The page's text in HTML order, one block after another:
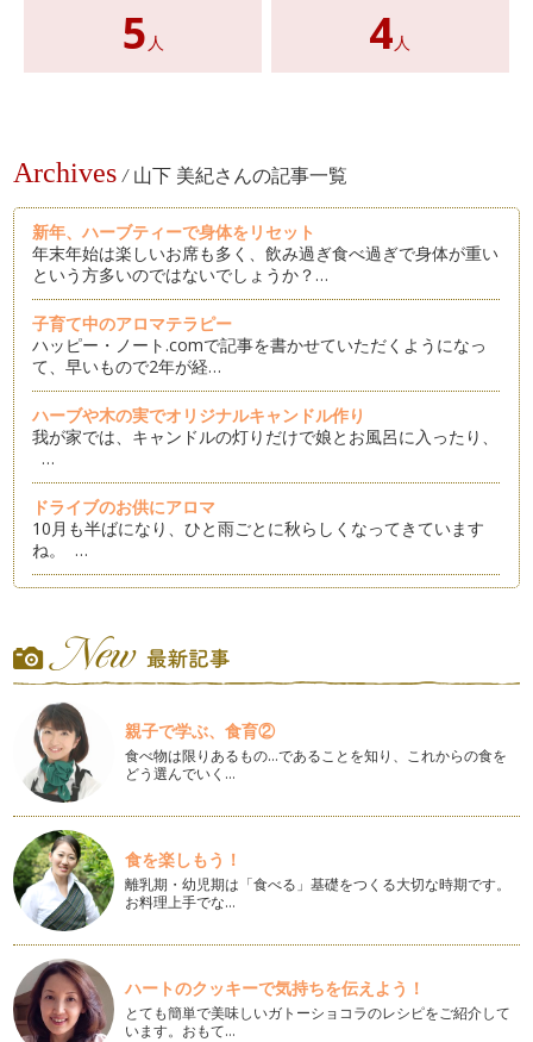
5 人 4 人
Archives / 山下 美紀さんの記事一覧
新年、ハーブティーで身体をリセット
年末年始は楽しいお席も多く、飲み過ぎ食べ過ぎで身体が重い
という方多いのではないでしょうか？…
子育て中のアロマテラピー
ハッピー・ノート.comで記事を書かせていただくようになっ
て、早いもので2年が経…
ハーブや木の実でオリジナルキャンドル作り
我が家では、キャンドルの灯りだけで娘とお風呂に入ったり、
…
ドライブのお供にアロマ
10月も半ばになり、ひと雨ごとに秋らしくなってきています
ね。 …
なさん楽しい夏を過ごされましたでし…
アロマでエコ＆クールビズ
平年より15日、昨年と比べると19日も早く梅雨明けした関東
地方、 早くも夏到来。 猛暑が続…
季節の行事をアロマで楽しむ
我が家では、6月半ばを過ぎると、毎年ウキウキ用意するも
の。 …
メディカルハーブティーで作るゼリー
だんだん陽射しも初夏を思わせる日が増えてきましたね。 5
月は…
簡単♪日本茶とメディカルハーブのブレンドティー
新学期も始まり、そろそろ生活のリズムが戻ってきた頃でしょ
うか。 お休み中は子どもた…
親子で学ぶ、食育②
食べ物は限りあるもの…であることを知り、これからの食を
どう選んでいく…
食を楽しもう！
離乳期・幼児期は「食べる」基礎をつくる大切な時期です。
お料理上手でな…
ハートのクッキーで気持ちを伝えよう！
とても簡単で美味しいガトーショコラのレシピをご紹介して
います。おもて…